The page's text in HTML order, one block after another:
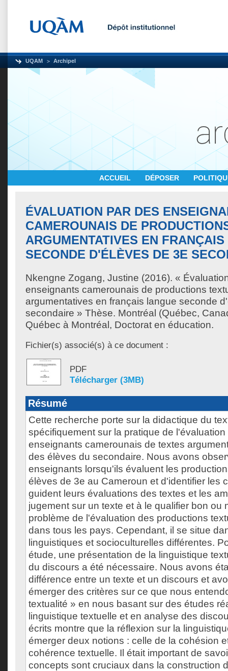
UQAM Archipel
ACCUEIL DÉPOSER
ÉVALUATION PAR DES
CAMEROUNAIS DE
ARGUMENTATIVES EN
SECONDE D'ÉLÈVES DE 3E
Nkengne Zogang, Justine (2016). «
enseignants camerounais de productions
argumentatives en français langue seconde
secondaire » Thèse. Montréal (Québec,
Québec à Montréal, Doctorat en éducation.
Fichier(s) associé(s) à ce document :
PDF
Télécharger (3MB)
Résumé
Cette recherche porte sur la didactique du
spécifiquement sur la pratique de l'évaluation
enseignants camerounais de textes
des élèves du secondaire. Nous avons
enseignants lorsqu'ils évaluent les
élèves de 3e au Cameroun et d'identifier les
guident leurs évaluations des textes et les
jugement sur un texte et à le qualifier bon ou
problème de l'évaluation des productions
dans tous les pays. Cependant, il se situe
linguistiques et socioculturelles différentes.
étude, une présentation de la linguistique
du discours a été nécessaire. Nous avons
différence entre un texte et un discours et
émerger des critères sur ce que nous
textualité » en nous basant sur des études
linguistique textuelle et en analyse des
écrits montre que la réflexion sur la
émerger deux notions : celle de la cohésion
cohérence textuelle. Il était important de
concepts sont cruciaux dans la construction